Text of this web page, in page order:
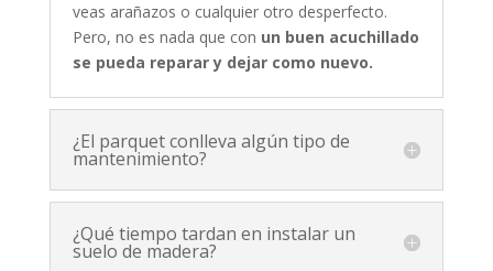
veas arañazos o cualquier otro desperfecto.
Pero, no es nada que con un buen acuchillado
se pueda reparar y dejar como nuevo.
¿El parquet conlleva algún tipo de
mantenimiento?
¿Qué tiempo tardan en instalar un
suelo de madera?